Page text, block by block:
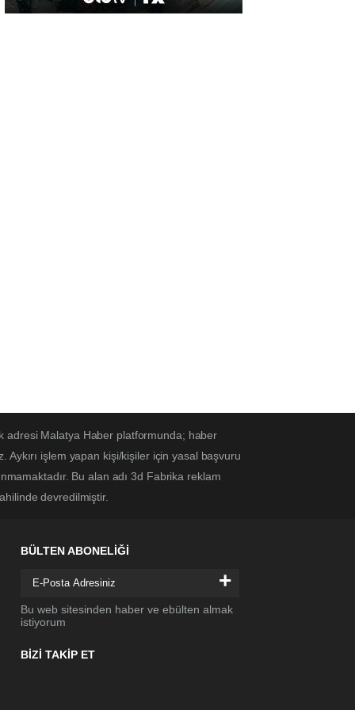
adresi Malatya Haber platformunda; haber
Aykırı işlem yapan kişi/kişiler için yasal başvuru
Bu alan adı 3d Fabrika reklam
devredilmiştir.
BÜLTEN ABONELİĞİ
+
Bu web sitesinden haber ve ebülten almak
istiyorum
BİZİ TAKİP ET